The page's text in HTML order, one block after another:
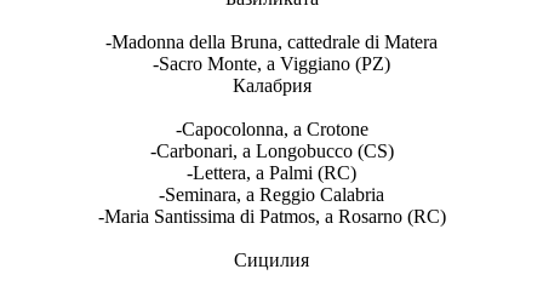
-Madonna della Bruna, cattedrale di Matera
-Sacro Monte, a Viggiano (PZ)
Калабрия
-Capocolonna, a Crotone
-Carbonari, a Longobucco (CS)
-Lettera, a Palmi (RC)
-Seminara, a Reggio Calabria
-Maria Santissima di Patmos, a Rosarno (RC)
Сицилия